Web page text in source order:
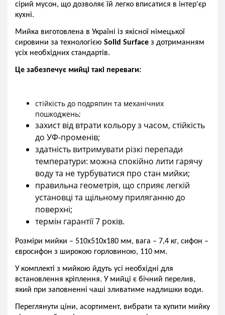
сірий мусон, що дозволяє їй легко вписатися в інтер'єр
кухні.
Мийка виготовлена ​​в Україні із якісної німецької
сировини за технологією Solid Surface з дотриманням
усіх необхідних стандартів.
Це забезпечує мийці такі переваги:
стійкість до подряпин та механічних
пошкоджень;
захист від втрати кольору з часом, стійкість
до УФ-променів;
здатність витримувати різкі перепади
температури: можна спокійно лити гарячу
воду та не турбуватися про стан мийки;
правильна геометрія, що сприяє легкій
установці та щільному приляганню до
поверхні;
термін гарантії 7 років.
Розміри мийки – 510х510х180 мм, вага – 7,4 кг, сифон –
євросифон з широкою горловиною, 110 мм.
У комплекті з мийкою йдуть усі необхідні для
встановлення кріплення. У мийці є бічний перелив,
який при заповненні чаші зливатиме надлишки води.
Переглянути ціни, асортимент, вибрати та купити мийку